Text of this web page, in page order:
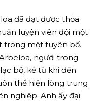
đã đạt được thỏa
luyện viên đội một
trong một tuyên bố.
người trong
bộ, kể từ khi đến
thể hiện lòng trung
nghiệp. Anh ấy đại